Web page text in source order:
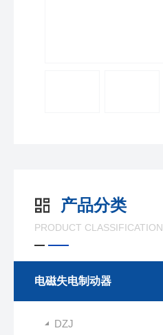
产品分类
PRODUCT CLASSIFICATION
电磁失电制动器
DZJ